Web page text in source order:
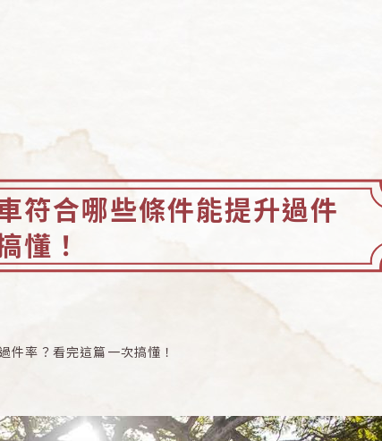
符合哪些條件能提升過件
懂！
件率？看完這篇一次搞懂！